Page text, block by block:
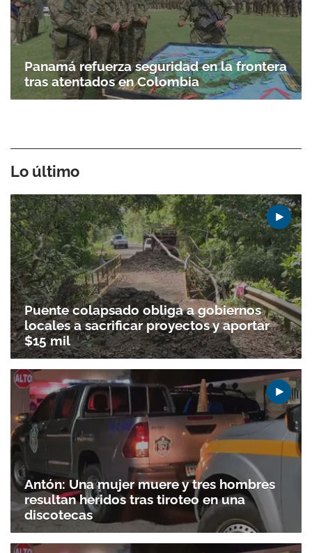
Panamá refuerza seguridad en la frontera
tras atentados en Colombia
Lo último
Puente colapsado obliga a gobiernos
locales a sacrificar proyectos y aportar
$15 mil
Antón: Una mujer muere y tres hombres
resultan heridos tras tiroteo en una
discotecas